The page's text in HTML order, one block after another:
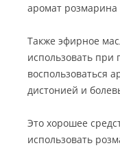
аромат розмарина
Также эфирное
использовать при
воспользоваться
дистонией и
Это хорошее
использовать